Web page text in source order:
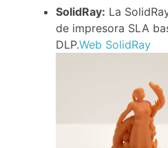
SolidRay: La
de impresora SLA
DLP.Web SolidRay